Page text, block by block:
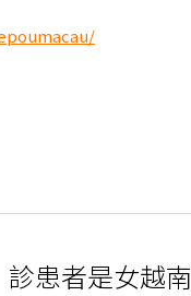
患者是女越南